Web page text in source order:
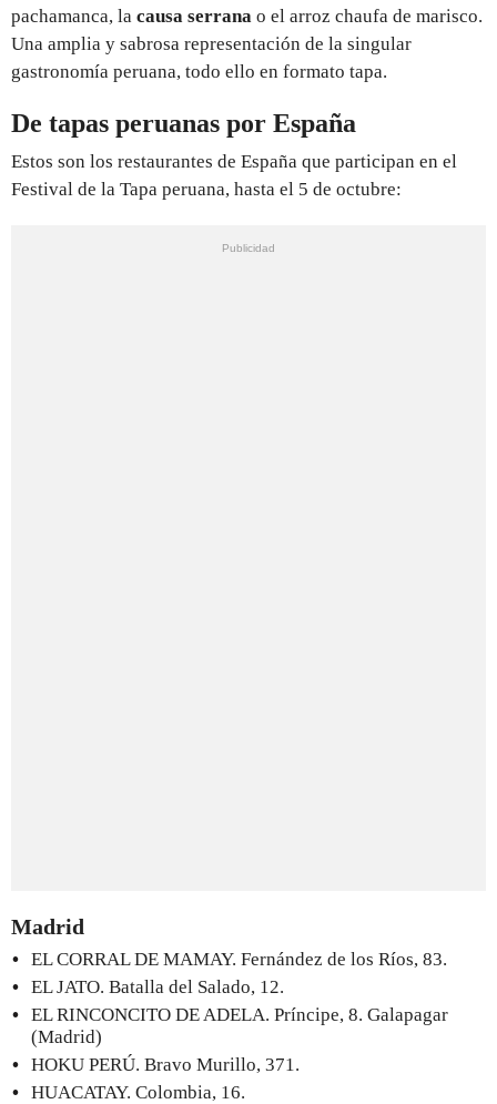
pachamanca, la causa serrana o el arroz chaufa de marisco.
Una amplia y sabrosa representación de la singular
gastronomía peruana, todo ello en formato tapa.
De tapas peruanas por España
Estos son los restaurantes de España que participan en el
Festival de la Tapa peruana, hasta el 5 de octubre:
Madrid
EL CORRAL DE MAMAY. Fernández de los Ríos, 83.
EL JATO. Batalla del Salado, 12.
EL RINCONCITO DE ADELA. Príncipe, 8. Galapagar
(Madrid)
HOKU PERÚ. Bravo Murillo, 371.
HUACATAY. Colombia, 16.